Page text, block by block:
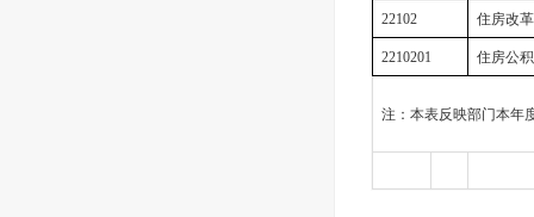
22102 住房改
2210201 住房公
注：本表反映部门本年